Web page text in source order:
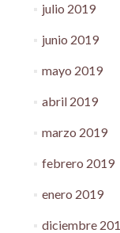
julio 2019
junio 2019
mayo 2019
abril 2019
marzo 2019
febrero 2019
enero 2019
diciembre